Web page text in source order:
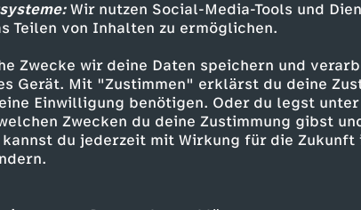
Wir nutzen Social-Media-Tools und
Teilen von Inhalten zu ermöglichen.
Zwecke wir deine Daten speichern und
Gerät. Mit "Zustimmen" erklärst du deine
Einwilligung benötigen. Oder du legst unter
Zwecken du deine Zustimmung gibst
du jederzeit mit Wirkung für die Zukunft
entdecken
informativ Untertitel